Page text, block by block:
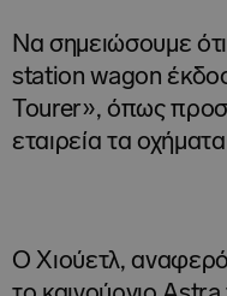
Να σημειώσουμε
station wagon
Tourer», όπως
εταιρεία τα
O Χιούετλ,